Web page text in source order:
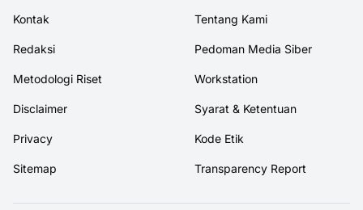
Kontak Tentang Kami
Redaksi Pedoman Media Siber
Metodologi Riset Workstation
Disclaimer Syarat & Ketentuan
Privacy Kode Etik
Sitemap Transparency Report